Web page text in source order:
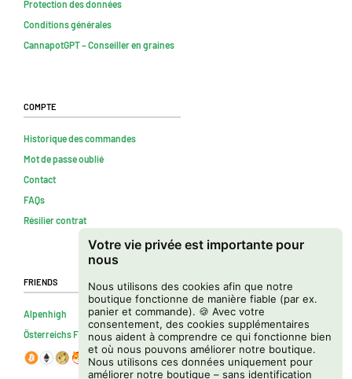
Votre vie privée est importante pour
nous
Nous utilisons des cookies afin que notre
boutique fonctionne de manière fiable (par ex.
panier et commande). 🍪 Avec votre
consentement, des cookies supplémentaires
nous aident à comprendre ce qui fonctionne bien
et où nous pouvons améliorer notre boutique.
Nous utilisons ces données uniquement pour
améliorer notre boutique – sans identification
Protection des données
Conditions générales
CannapotGPT – Conseiller en graines
Compte
Historique des commandes
Mot de passe oublié
Contact
FAQs
Résilier contrat
Friends
Alpenhigh
Österreichs Firmenverzeichnis